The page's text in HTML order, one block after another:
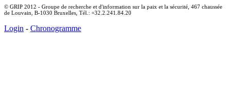
© GRIP 2012 - Groupe de recherche et d'information sur la paix et la sécurité, 467 chaussée
de Louvain, B-1030 Bruxelles, Tél.: +32.2.241.84.20
Login - Chronogramme